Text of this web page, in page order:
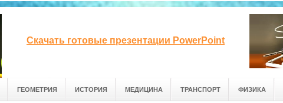
Скачать готовые презентации PowerPoint
ГЕОМЕТРИЯ ИСТОРИЯ МЕДИЦИНА ТРАНСПОРТ ФИЗИКА